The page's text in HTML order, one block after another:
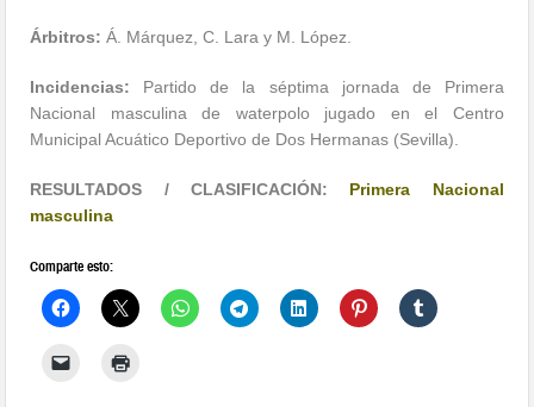
Árbitros: Á. Márquez, C. Lara y M. López.
Incidencias: Partido de la séptima jornada de Primera
Nacional masculina de waterpolo jugado en el Centro
Municipal Acuático Deportivo de Dos Hermanas (Sevilla).
RESULTADOS / CLASIFICACIÓN: Primera Nacional
masculina
Comparte esto: